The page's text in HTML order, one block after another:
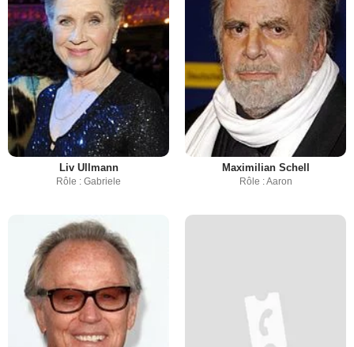
Liv Ullmann
Rôle : Gabriele
Maximilian Schell
Rôle : Aaron